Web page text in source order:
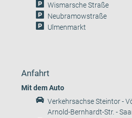
Wismarsche Straße
Neubramowstraße
Ulmenmarkt
Anfahrt
Mit dem Auto
Verkehrsachse Steintor -
Arnold-Bernhardt-Str. -